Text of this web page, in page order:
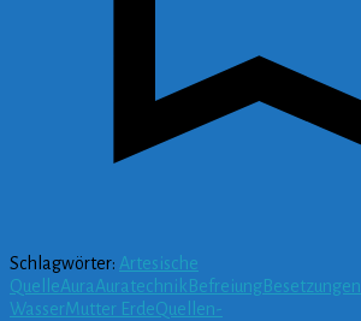
Schlagwörter: Artesische
QuelleAuraAuratechnik BefreiungBesetzungen
WasserMutter ErdeQuellen-